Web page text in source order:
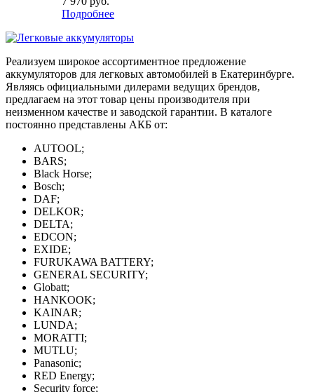
Подробнее
Реализуем широкое ассортиментное предложение
аккумуляторов для легковых автомобилей в Екатеринбурге.
Являясь официальными дилерами ведущих брендов,
предлагаем на этот товар цены производителя при
неизменном качестве и заводской гарантии. В каталоге
постоянно представлены АКБ от:
AUTOOL;
BARS;
Black Horse;
Bosch;
DAF;
DELKOR;
DELTA;
EDCON;
EXIDE;
FURUKAWA BATTERY;
GENERAL SECURITY;
Globatt;
HANKOOK;
KAINAR;
LUNDA;
MORATTI;
MUTLU;
Panasonic;
RED Energy;
Security force;